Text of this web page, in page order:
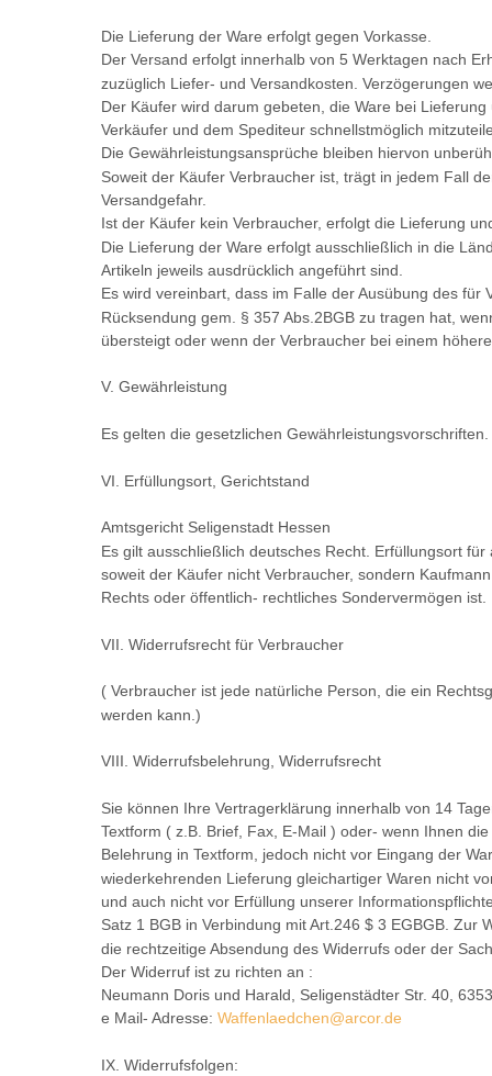
Die Lieferung der Ware erfolgt gegen Vorkasse.
Der Versand erfolgt innerhalb von 5 Werktagen nach
zuzüglich Liefer- und Versandkosten. Verzögerungen
Der Käufer wird darum gebeten, die Ware bei
Verkäufer und dem Spediteur schnellstmöglich
Die Gewährleistungsansprüche bleiben hiervon
Soweit der Käufer Verbraucher ist, trägt in jedem Fall
Versandgefahr.
Ist der Käufer kein Verbraucher, erfolgt die Lieferung
Die Lieferung der Ware erfolgt ausschließlich in die
Artikeln jeweils ausdrücklich angeführt sind.
Es wird vereinbart, dass im Falle der Ausübung des
Rücksendung gem. § 357 Abs.2BGB zu tragen hat,
übersteigt oder wenn der Verbraucher bei einem
V. Gewährleistung
Es gelten die gesetzlichen Gewährleistungsvorschriften.
VI. Erfüllungsort, Gerichtstand
Amtsgericht Seligenstadt Hessen
Es gilt ausschließlich deutsches Recht. Erfüllungsort
soweit der Käufer nicht Verbraucher, sondern
Rechts oder öffentlich- rechtliches Sondervermögen ist.
VII. Widerrufsrecht für Verbraucher
( Verbraucher ist jede natürliche Person, die ein
werden kann.)
VIII. Widerrufsbelehrung, Widerrufsrecht
Sie können Ihre Vertragerklärung innerhalb von 14
Textform ( z.B. Brief, Fax, E-Mail ) oder- wenn Ihnen
Belehrung in Textform, jedoch nicht vor Eingang der
wiederkehrenden Lieferung gleichartiger Waren nicht
und auch nicht vor Erfüllung unserer
Satz 1 BGB in Verbindung mit Art.246 $ 3 EGBGB. Zur
die rechtzeitige Absendung des Widerrufs oder der
Der Widerruf ist zu richten an :
Neumann Doris und Harald, Seligenstädter Str. 40,
e Mail- Adresse: Waffenlaedchen@arcor.de
IX. Widerrufsfolgen: